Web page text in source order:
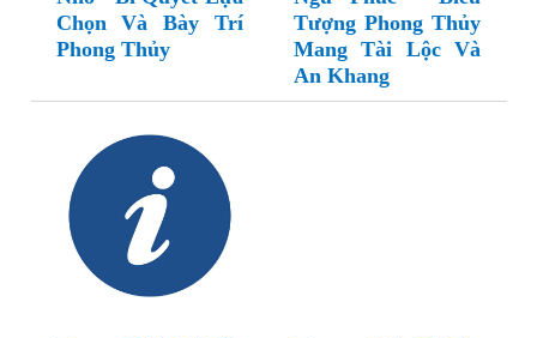
Chọn Và Bày Trí
Phong Thủy
Tượng Phong Thủy
Mang Tài Lộc Và
An Khang